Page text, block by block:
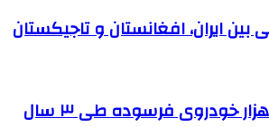
بین ایران، افغانستان و تاجیکستان